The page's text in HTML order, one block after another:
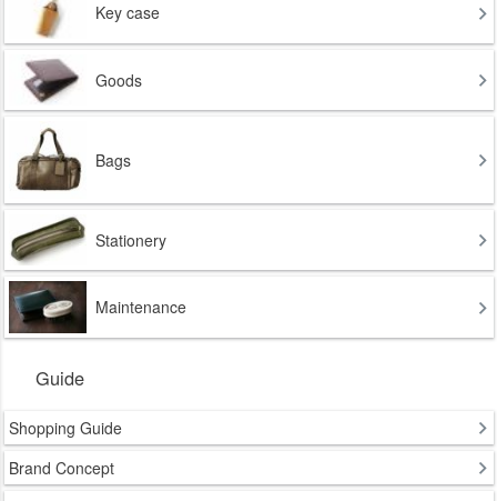
Key case
Goods
Bags
Stationery
Maintenance
Guide
Shopping Guide
Brand Concept